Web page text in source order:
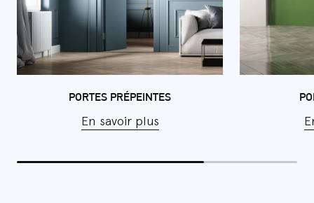
PORTES PRÉPEINTES
En savoir plus